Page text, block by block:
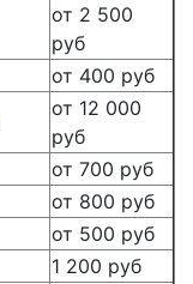
от 2 500
руб
от 400 руб
от 12 000
руб
от 700 руб
от 800 руб
от 500 руб
1 200 руб